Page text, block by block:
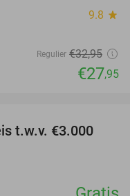
9.8 star
Regulier €32,95
€27,95
t.w.v. €3.000